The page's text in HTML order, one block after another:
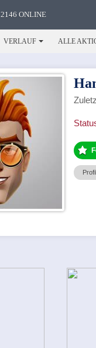
2146 ONLINE
VERLAUF ALLE